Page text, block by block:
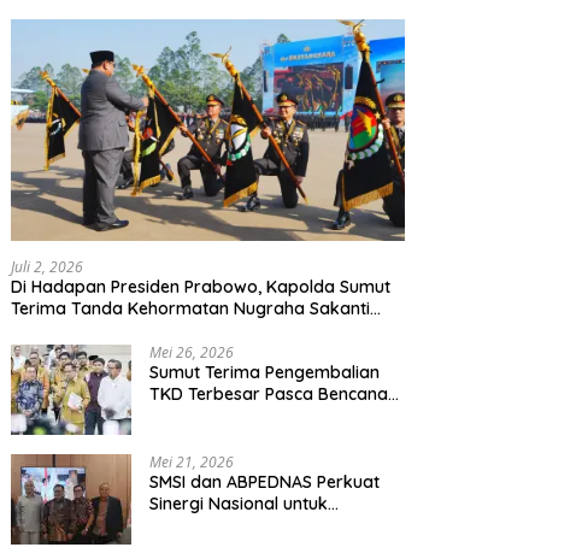
Juli 2, 2026
Di Hadapan Presiden Prabowo, Kapolda Sumut
Terima Tanda Kehormatan Nugraha Sakanti
Mei 26, 2026
Sumut Terima Pengembalian
TKD Terbesar Pasca Bencana
Mei 21, 2026
SMSI dan ABPEDNAS Perkuat
Sinergi Nasional untuk